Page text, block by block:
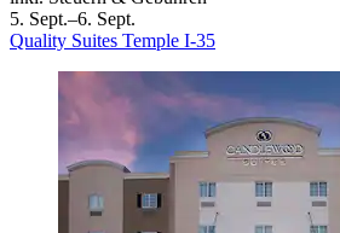
5. Sept.–6. Sept.
Quality Suites Temple I-35